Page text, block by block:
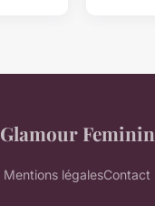
Glamour Feminin
Mentions légalesContact